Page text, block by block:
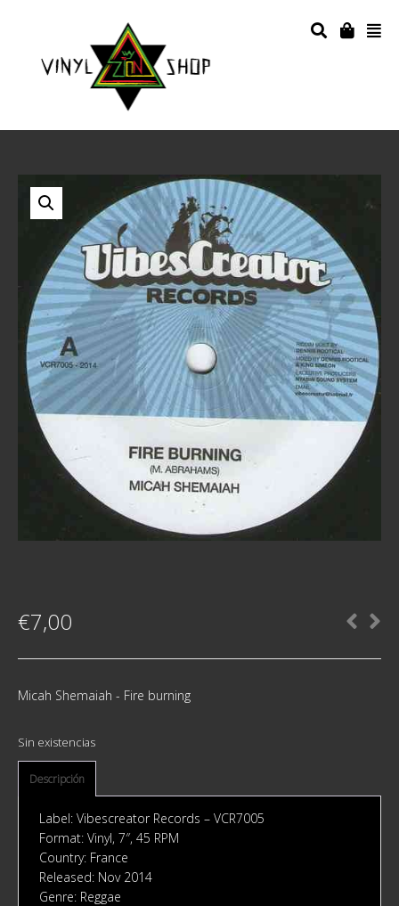
€7,00
Micah Shemaiah - Fire burning
Sin existencias
Descripción
Label: Vibescreator Records ‎– VCR7005
Format: Vinyl, 7″, 45 RPM
Country: France
Released: Nov 2014
Genre: Reggae